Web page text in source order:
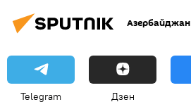
Азербайджан
Telegram Дзен